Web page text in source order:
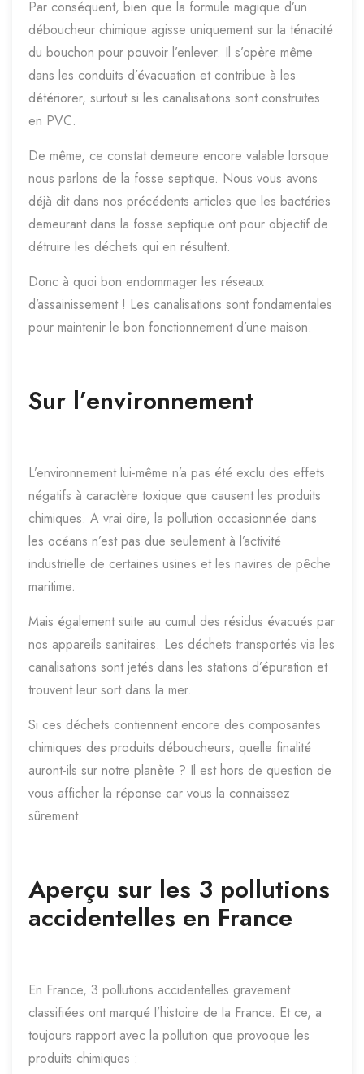
Par conséquent, bien que la formule magique d’un
déboucheur chimique agisse uniquement sur la ténacité
du bouchon pour pouvoir l’enlever. Il s’opère même
dans les conduits d’évacuation et contribue à les
détériorer, surtout si les canalisations sont construites
en PVC.
De même, ce constat demeure encore valable lorsque
nous parlons de la fosse septique. Nous vous avons
déjà dit dans nos précédents articles que les bactéries
demeurant dans la fosse septique ont pour objectif de
détruire les déchets qui en résultent.
Donc à quoi bon endommager les réseaux
d’assainissement ! Les canalisations sont fondamentales
pour maintenir le bon fonctionnement d’une maison.
Sur l’environnement
L’environnement lui-même n’a pas été exclu des effets
négatifs à caractère toxique que causent les produits
chimiques. A vrai dire, la pollution occasionnée dans
les océans n’est pas due seulement à l’activité
industrielle de certaines usines et les navires de pêche
maritime.
Mais également suite au cumul des résidus évacués par
nos appareils sanitaires. Les déchets transportés via les
canalisations sont jetés dans les stations d’épuration et
trouvent leur sort dans la mer.
Si ces déchets contiennent encore des composantes
chimiques des produits déboucheurs, quelle finalité
auront-ils sur notre planète ? Il est hors de question de
vous afficher la réponse car vous la connaissez
sûrement.
Aperçu sur les 3 pollutions
accidentelles en France
En France, 3 pollutions accidentelles gravement
classifiées ont marqué l’histoire de la France. Et ce, a
toujours rapport avec la pollution que provoque les
produits chimiques :